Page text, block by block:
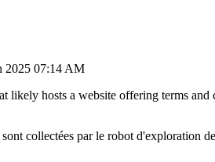
2025 07:14 AM
likely hosts a website offering terms
sont collectées par le robot d'exploration